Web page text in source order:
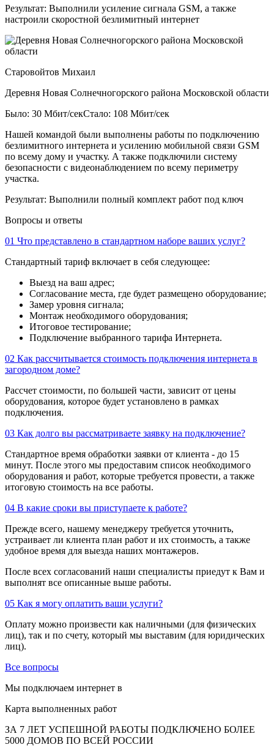
Результат: Выполнили усиление сигнала GSM, а также
настроили скоростной безлимитный интернет
Старовойтов Михаил
Деревня Новая Солнечногорского района Московской области
Было: 30 Мбит/секСтало: 108 Мбит/сек
Нашей командой были выполнены работы по подключению
безлимитного интернета и усилению мобильной связи GSM
по всему дому и участку. А также подключили систему
безопасности с видеонаблюдением по всему периметру
участка.
Результат: Выполнили полный комплект работ под ключ
Вопросы и ответы
01 Что представлено в стандартном наборе ваших услуг?
Стандартный тариф включает в себя следующее:
Выезд на ваш адрес;
Согласование места, где будет размещено оборудование;
Замер уровня сигнала;
Монтаж необходимого оборудования;
Итоговое тестирование;
Подключение выбранного тарифа Интернета.
02 Как рассчитывается стоимость подключения интернета в
загородном доме?
Рассчет стоимости, по большей части, зависит от цены
оборудования, которое будет установлено в рамках
подключения.
03 Как долго вы рассматриваете заявку на подключение?
Стандартное время обработки заявки от клиента - до 15
минут. После этого мы предоставим список необходимого
оборудования и работ, которые требуется провести, а также
итоговую стоимость на все работы.
04 В какие сроки вы приступаете к работе?
Прежде всего, нашему менеджеру требуется уточнить,
устраивает ли клиента план работ и их стоимость, а также
удобное время для выезда наших монтажеров.
После всех согласований наши специалисты приедут к Вам и
выполнят все описанные выше работы.
05 Как я могу оплатить ваши услуги?
Оплату можно произвести как наличными (для физических
лиц), так и по счету, который мы выставим (для юридических
лиц).
Все вопросы
Мы подключаем интернет в
Карта выполненных работ
ЗА 7 ЛЕТ УСПЕШНОЙ РАБОТЫ ПОДКЛЮЧЕНО БОЛЕЕ
5000 ДОМОВ ПО ВСЕЙ РОССИИ